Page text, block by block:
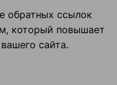
обратных ссылок
который повышает
сайта.